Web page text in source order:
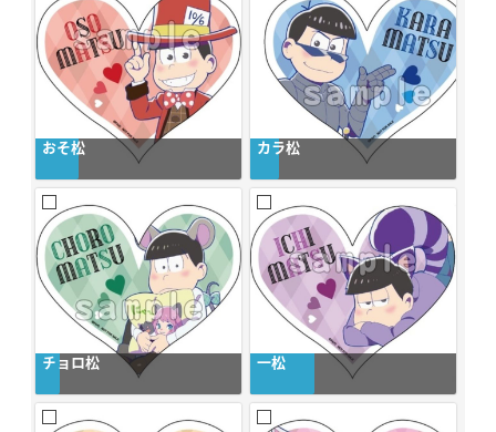
おそ松 カラ松
チョロ松 一松